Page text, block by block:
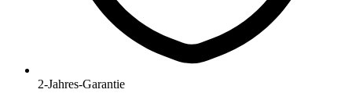
2-Jahres-Garantie